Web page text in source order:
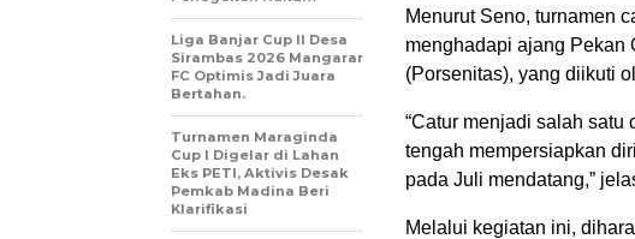
Menurut Seno, turnamen
menghadapi ajang Pekan
(Porsenitas), yang diikuti
“Catur menjadi salah
tengah mempersiapkan
pada Juli mendatang,”
Melalui kegiatan ini,
Liga Banjar Cup II Desa
Sirambas 2026 Mangarar
FC Optimis Jadi Juara
Bertahan.
Turnamen Maraginda
Cup I Digelar di Lahan
Eks PETI, Aktivis Desak
Pemkab Madina Beri
Klarifikasi